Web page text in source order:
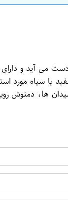
می آید و
سفید یا سیاه
ها، دمنوش